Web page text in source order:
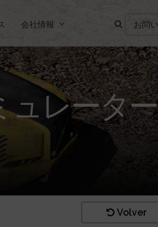
会社情報 お問
ュレーター
Volver